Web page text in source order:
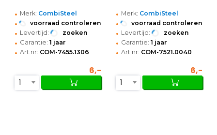
• Merk: CombiSteel
• voorraad controleren
• Levertijd: zoeken
• Garantie: 1 jaar
• Art.nr: COM-7455.1306
6,-
1
• Merk: CombiSteel
• voorraad controleren
• Levertijd: zoeken
• Garantie: 1 jaar
• Art.nr: COM-7521.0040
6,-
1